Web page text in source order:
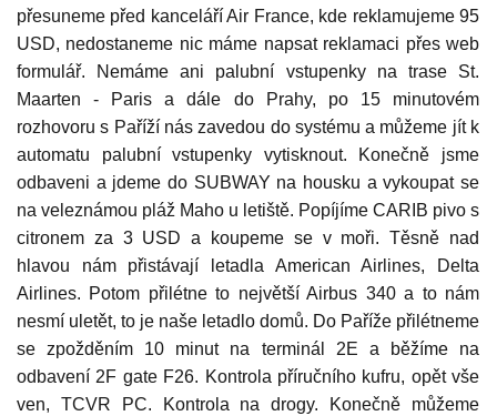
přesuneme před kanceláří Air France, kde reklamujeme 95
USD, nedostaneme nic máme napsat reklamaci přes web
formulář. Nemáme ani palubní vstupenky na trase St.
Maarten - Paris a dále do Prahy, po 15 minutovém
rozhovoru s Paříží nás zavedou do systému a můžeme jít k
automatu palubní vstupenky vytisknout. Konečně jsme
odbaveni a jdeme do SUBWAY na housku a vykoupat se
na veleznámou pláž Maho u letiště. Popíjíme CARIB pivo s
citronem za 3 USD a koupeme se v moři. Těsně nad
hlavou nám přistávají letadla American Airlines, Delta
Airlines. Potom přilétne to největší Airbus 340 a to nám
nesmí uletět, to je naše letadlo domů. Do Paříže přilétneme
se zpožděním 10 minut na terminál 2E a běžíme na
odbavení 2F gate F26. Kontrola příručního kufru, opět vše
ven, TCVR PC. Kontrola na drogy. Konečně můžeme